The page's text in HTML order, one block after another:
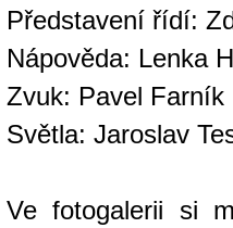
Představení řídí:
Nápověda: Lenka
Zvuk: Pavel Farník
Světla: Jaroslav
Ve fotogalerii si